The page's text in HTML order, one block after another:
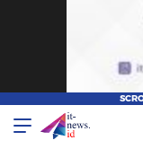
IT-NEWS
Update